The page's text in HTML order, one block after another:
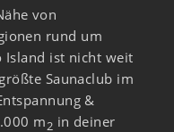
von
rund um
Island ist nicht weit
Saunaclub im
&
m2 in deiner